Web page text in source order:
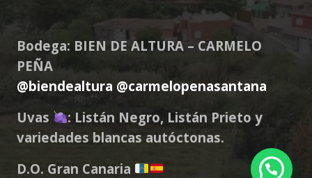
Bodega: BIEN DE ALTURA – CARMELO
PEÑA
@biendealtura @carmelopenasantana
Uvas
: Listán Negro, Listán Prieto y
variedades blancas autóctonas.
D.O. Gran Canaria